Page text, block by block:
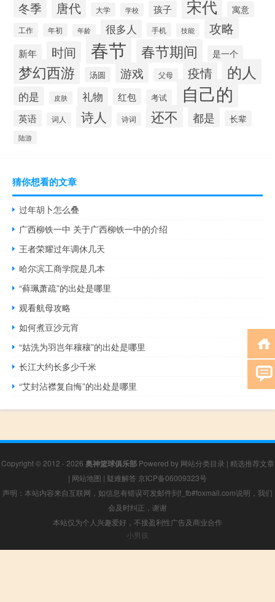
冬季 唐代 大学 学校 孩子 宋代 寓意
工作 年初 年龄 很多人 手机 技能 攻略
新年 时间 春节 春节期间 是一个
梦幻西游 汤圆 游戏 父母 疫情 的人
的是 皮肤 礼物 红包 考试 自己的
英语 词人 诗人 诗词 还不 都是 长辈
陆游
猜你想看的文章
过年胡卜怎么叠
广西柳铁一中 关于广西柳铁一中的介绍
王者荣耀过年调休几天
哈尔滨工商学院是几本
“藓珮萧疏”的出处是哪里
观看航母攻略
如何煮豆沙元宵
“姑洗为羽岂年穰穰”的出处是哪里
长江大约长多少千米
“艾封沾襟复自悔”的出处是哪里
Copyright © 2012 - 2026 奥神篮球俱乐部Powered by 网站分类目录 | 精选推荐文章
| 网站地图 | 疑难解答 京ICP备06009323号
声明：本站内容来自互联网，如信息有错误可发邮件到f_fb#foxmail.com说明，我们
会及时纠正，谢谢
本站仅为个人兴趣爱好，不接盈利性广告及商业合作
小男孩